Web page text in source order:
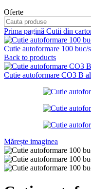
Oferte
Prima pagină Cutii din
Cutie autoformare 100
Back to products
Cutie autoformare CO3 B
Mărește imaginea